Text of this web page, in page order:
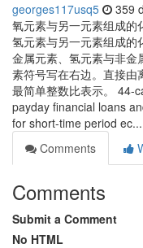
georges117usq5 359
氧元素与另一元素组成的
氢元素与另一元素组成的
金属元素、氢元素与非金
素符号写在右边。直接由
最简单整数比表示。 44-
payday financial loans
for short-time period ec...
Comments
Comments
Submit a Comment
No HTML